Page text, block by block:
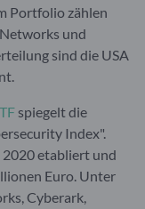
Portfolio zählen
und
sind die USA
spiegelt die
Index".
etabliert und
Euro. Unter
Cyberark,